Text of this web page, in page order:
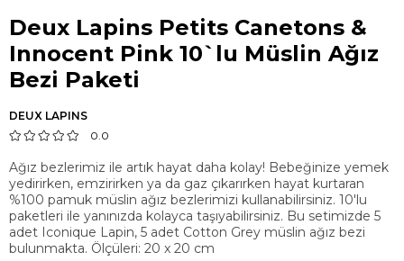
Deux Lapins Petits Canetons &
Innocent Pink 10`lu Müslin Ağız
Bezi Paketi
DEUX LAPINS
0.0
Ağız bezlerimiz ile artık hayat daha kolay! Bebeğinize yemek
yedirirken, emzirirken ya da gaz çıkarırken hayat kurtaran
%100 pamuk müslin ağız bezlerimizi kullanabilirsiniz. 10'lu
paketleri ile yanınızda kolayca taşıyabilirsiniz. Bu setimizde 5
adet Iconique Lapin, 5 adet Cotton Grey müslin ağız bezi
bulunmakta. Ölçüleri: 20 x 20 cm